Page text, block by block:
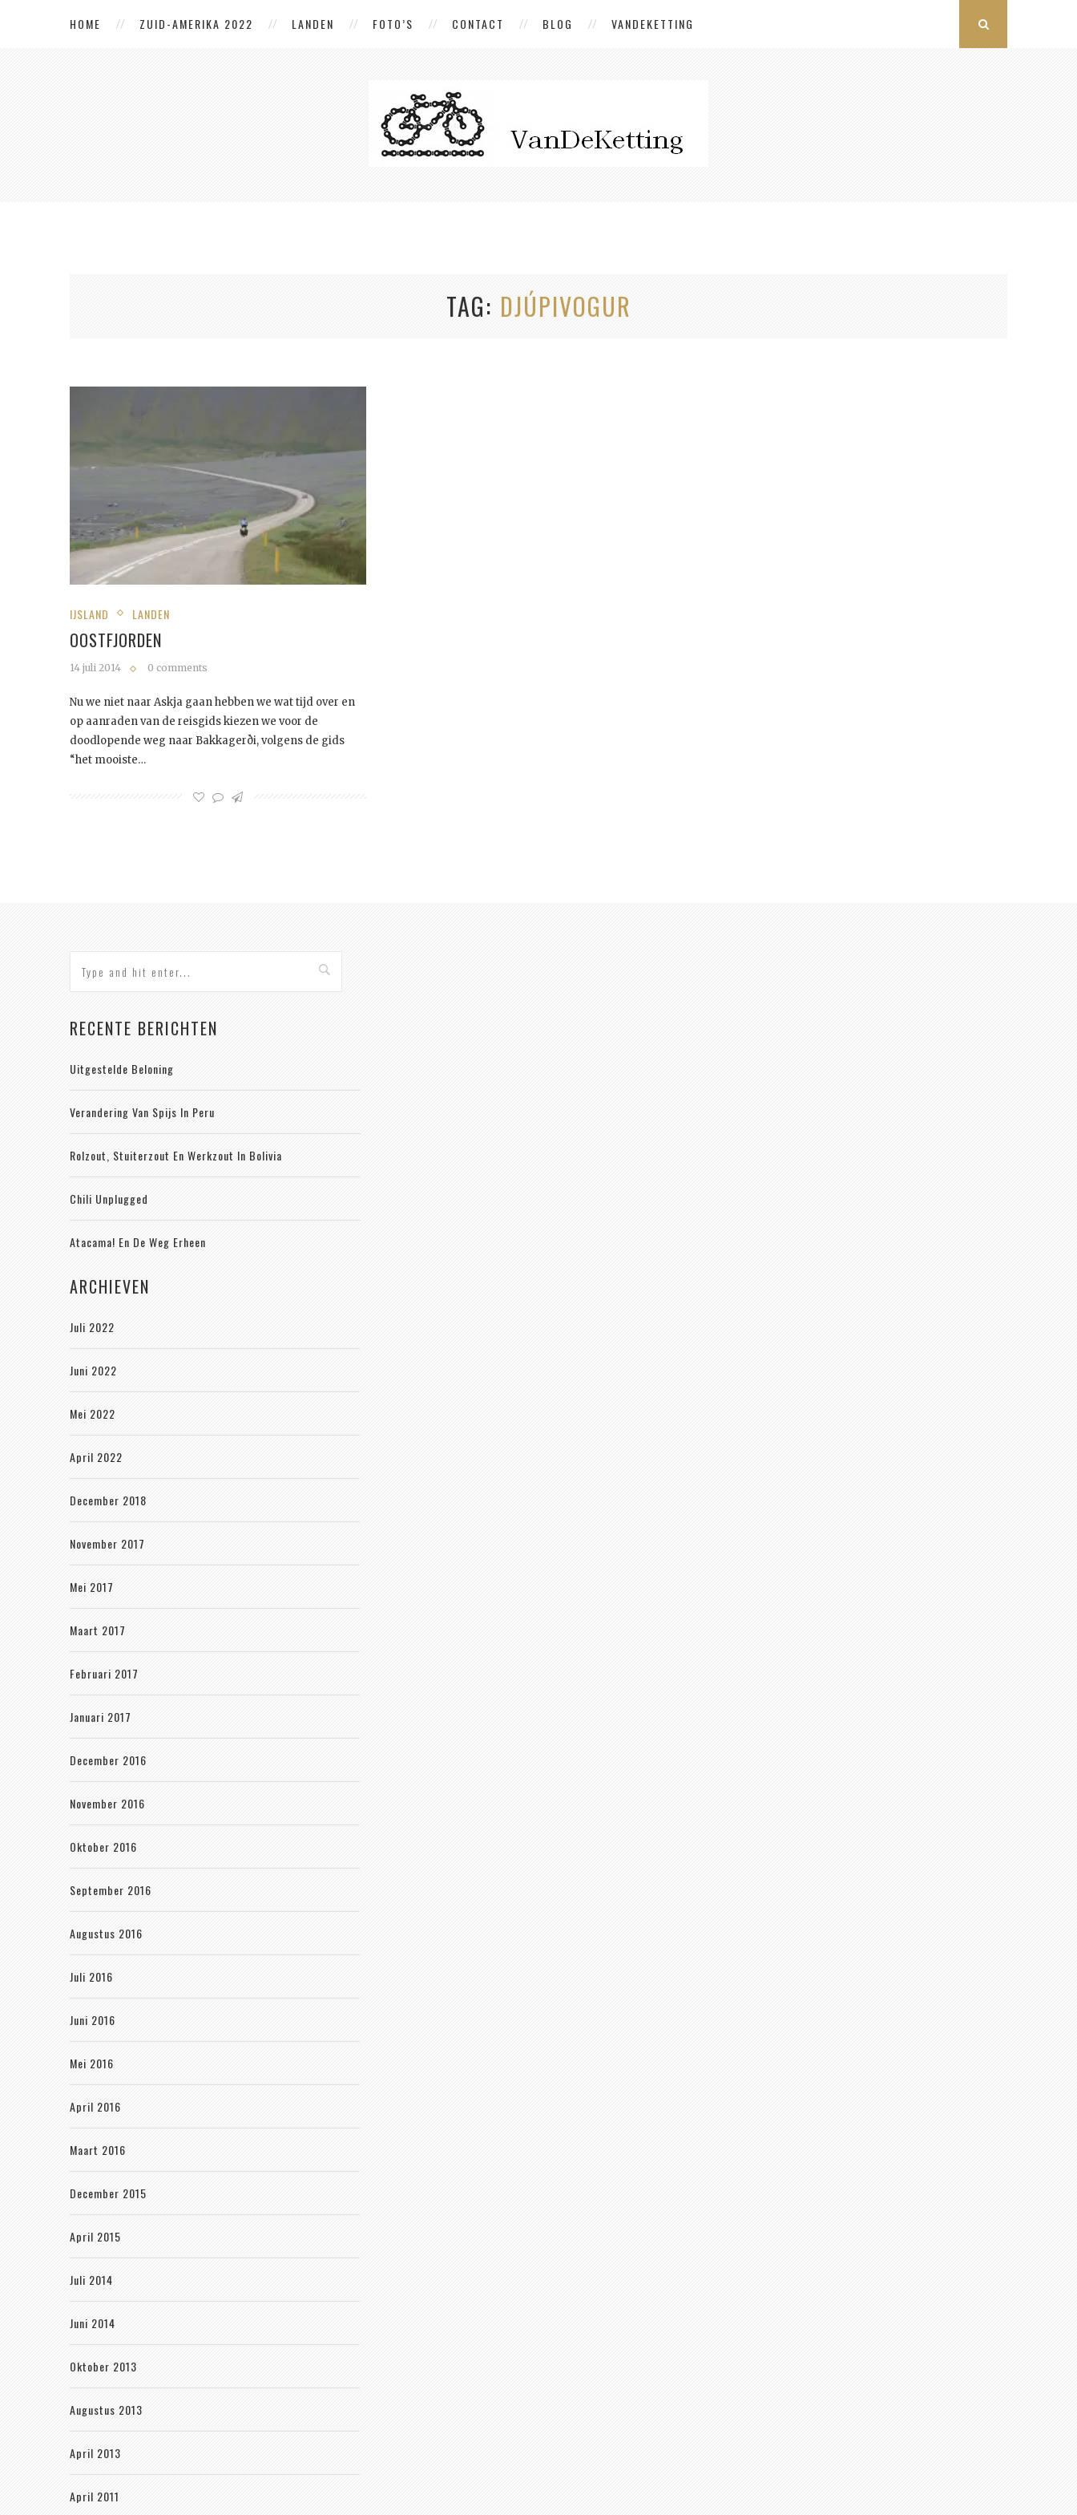
HOME ZUID-AMERIKA 2022 LANDEN FOTO’S CONTACT BLOG VANDEKETTING
TAG DJÚPIVOGUR
IJSLAND LANDEN
OOSTFJORDEN
14 juli 2014 0 comments
Nu we niet naar Askja gaan hebben we wat tijd over en
op aanraden van de reisgids kiezen we voor de
doodlopende weg naar Bakkagerði, volgens de gids
“het mooiste…
RECENTE BERICHTEN
Uitgestelde Beloning
Verandering Van Spijs In Peru
Rolzout, Stuiterzout En Werkzout In Bolivia
Chili Unplugged
Atacama! En De Weg Erheen
ARCHIEVEN
Juli 2022
Juni 2022
Mei 2022
April 2022
December 2018
November 2017
Mei 2017
Maart 2017
Februari 2017
Januari 2017
December 2016
November 2016
Oktober 2016
September 2016
Augustus 2016
Juli 2016
Juni 2016
Mei 2016
April 2016
Maart 2016
December 2015
April 2015
Juli 2014
Juni 2014
Oktober 2013
Augustus 2013
April 2013
April 2011